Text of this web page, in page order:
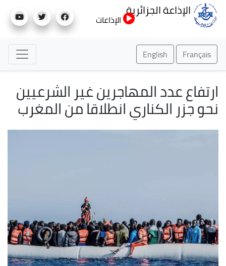
إلى
الإذاعة الجزائرية
الإذاعات
Français
English
ارتفاع عدد المهاجرين غير الشرعيين
نحو جزر الكناري انطلاقا من المغرب